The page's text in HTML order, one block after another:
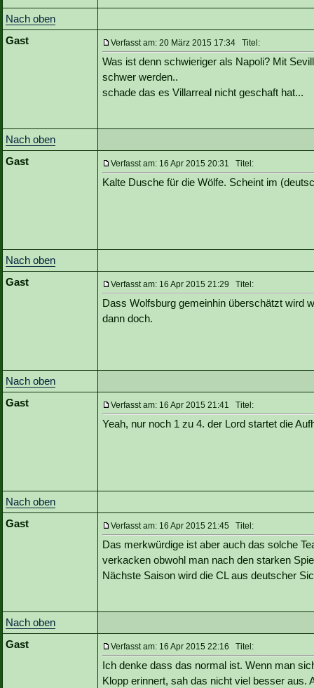
Nach oben
Gast
Verfasst am: 20 März 2015 17:34 Titel:
Was ist denn schwieriger als Napoli? Mit
schwer werden..
schade das es Villarreal nicht geschaft hat...
Nach oben
Gast
Verfasst am: 16 Apr 2015 20:31 Titel:
Kalte Dusche für die Wölfe. Scheint im
Nach oben
Gast
Verfasst am: 16 Apr 2015 21:29 Titel:
Dass Wolfsburg gemeinhin überschätzt wird
dann doch.
Nach oben
Gast
Verfasst am: 16 Apr 2015 21:41 Titel:
Yeah, nur noch 1 zu 4. der Lord startet die
Nach oben
Gast
Verfasst am: 16 Apr 2015 21:45 Titel:
Das merkwürdige ist aber auch das solche
verkacken obwohl man nach den starken
Nächste Saison wird die CL aus deutscher
Nach oben
Gast
Verfasst am: 16 Apr 2015 22:16 Titel:
Ich denke dass das normal ist. Wenn man
Klopp erinnert, sah das nicht viel besser aus.